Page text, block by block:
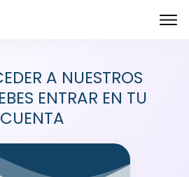
A NUESTROS
ENTRAR EN TU
CUENTA